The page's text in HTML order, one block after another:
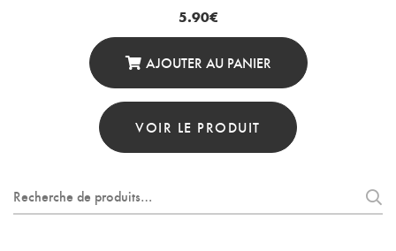
5.90€
AJOUTER AU PANIER
VOIR LE PRODUIT
Recherche
pour :